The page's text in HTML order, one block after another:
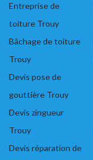
Entreprise de
toiture Trouy
Bâchage de toiture
Trouy
Devis pose de
gouttière Trouy
Devis zingueur
Trouy
Devis réparation de